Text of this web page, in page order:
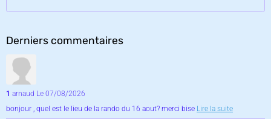
Derniers commentaires
1 arnaud Le 07/08/2026
bonjour , quel est le lieu de la rando du 16 aout? merci bise Lire la suite